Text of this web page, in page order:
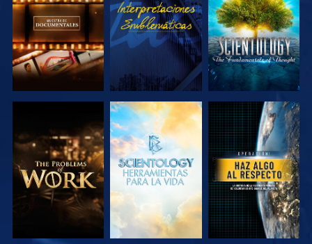
SERIES
SERIES
EXPLORA LAS
SERIES
EXPLORA LAS
SERIES
VE